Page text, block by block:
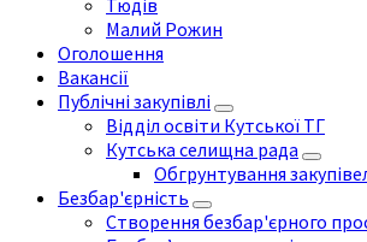
Тюдів
Малий Рожин
Оголошення
Вакансії
Публічні закупівлі
Відділ освіти Кутської ТГ
Кутська селищна рада
Обгрунтування
Безбар'єрність
Створення безбар'єрного